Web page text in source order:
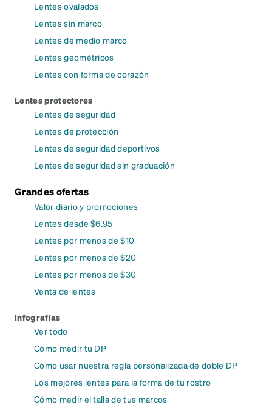
Lentes ovalados
Lentes sin marco
Lentes de medio marco
Lentes geométricos
Lentes con forma de corazón
Lentes protectores
Lentes de seguridad
Lentes de protección
Lentes de seguridad deportivos
Lentes de seguridad sin graduación
Grandes ofertas
Valor diario y promociones
Lentes desde $6.95
Lentes por menos de $10
Lentes por menos de $20
Lentes por menos de $30
Venta de lentes
Infografías
Ver todo
Cómo medir tu DP
Cómo usar nuestra regla personalizada de doble DP
Los mejores lentes para la forma de tu rostro
Cómo medir el talla de tus marcos